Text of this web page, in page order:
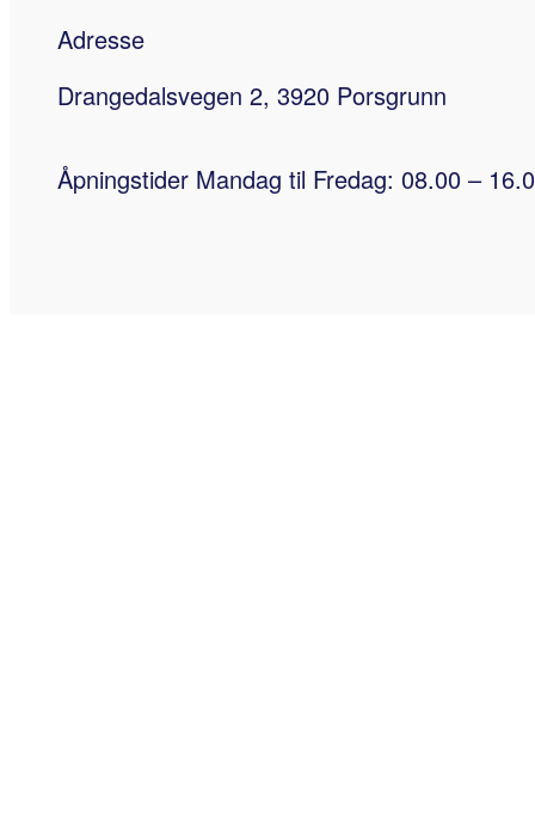
Adresse
Drangedalsvegen 2, 3920 Porsgrunn
Åpningstider Mandag til Fredag: 08.00 –